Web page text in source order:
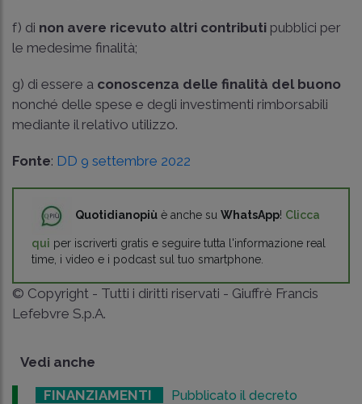
f) di non avere ricevuto altri contributi pubblici per
le medesime finalità;
g) di essere a conoscenza delle finalità del buono
nonché delle spese e degli investimenti rimborsabili
mediante il relativo utilizzo.
Fonte: DD 9 settembre 2022
Quotidianopiù è anche su WhatsApp! Clicca
qui per iscriverti gratis e seguire tutta l'informazione real
time, i video e i podcast sul tuo smartphone.
© Copyright - Tutti i diritti riservati - Giuffrè Francis
Lefebvre S.p.A.
Vedi anche
FINANZIAMENTI
Pubblicato il decreto